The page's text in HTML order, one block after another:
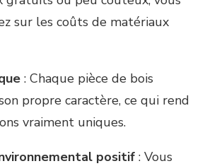
sur les coûts de matériaux
: Chaque pièce de bois
propre caractère, ce qui rend
vraiment uniques.
positif : Vous